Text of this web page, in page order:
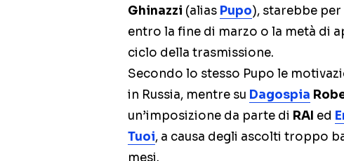
Ghinazzi (alias Pupo), starebbe
entro la fine di marzo o la metà di
ciclo della trasmissione.
Secondo lo stesso Pupo le
in Russia, mentre su Dagospia
un’imposizione da parte di RAI ed
Tuoi, a causa degli ascolti troppo
mesi.